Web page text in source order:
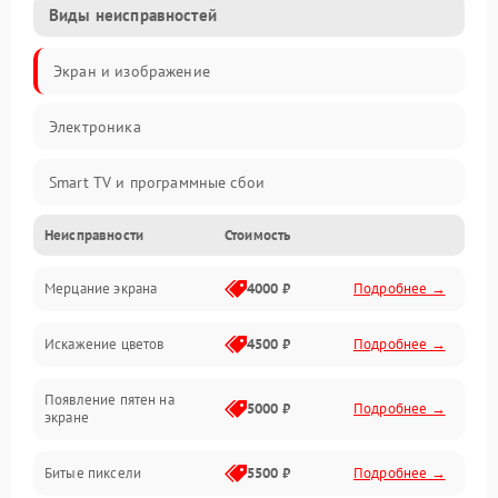
Виды неисправностей
Экран и изображение
Электроника
Smart TV и программные сбои
Питание и запуск
Подсветка и LED-модули
Звук и аудиосистема
Сигнал и приём каналов
Неисправности Стоимость
Мерцание экрана 4000 ₽ Подробнее →
Искажение цветов 4500 ₽ Подробнее →
Появление пятен на
экране
5000 ₽ Подробнее →
Битые пиксели 5500 ₽ Подробнее →